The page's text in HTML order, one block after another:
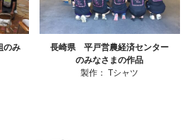
のみ
長崎県 平戸営農経済センター
のみなさまの作品
製作： Tシャツ